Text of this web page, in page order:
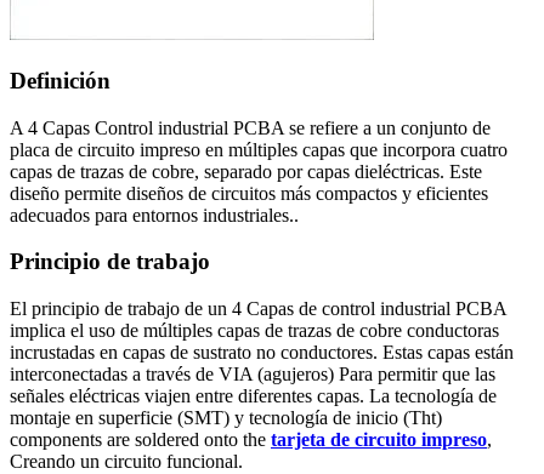
Definición
A 4 Capas Control industrial PCBA se refiere a un conjunto de
placa de circuito impreso en múltiples capas que incorpora cuatro
capas de trazas de cobre, separado por capas dieléctricas. Este
diseño permite diseños de circuitos más compactos y eficientes
adecuados para entornos industriales..
Principio de trabajo
El principio de trabajo de un 4 Capas de control industrial PCBA
implica el uso de múltiples capas de trazas de cobre conductoras
incrustadas en capas de sustrato no conductores. Estas capas están
interconectadas a través de VIA (agujeros) Para permitir que las
señales eléctricas viajen entre diferentes capas. La tecnología de
montaje en superficie (SMT) y tecnología de inicio (Tht)
components are soldered onto the tarjeta de circuito impreso,
Creando un circuito funcional.